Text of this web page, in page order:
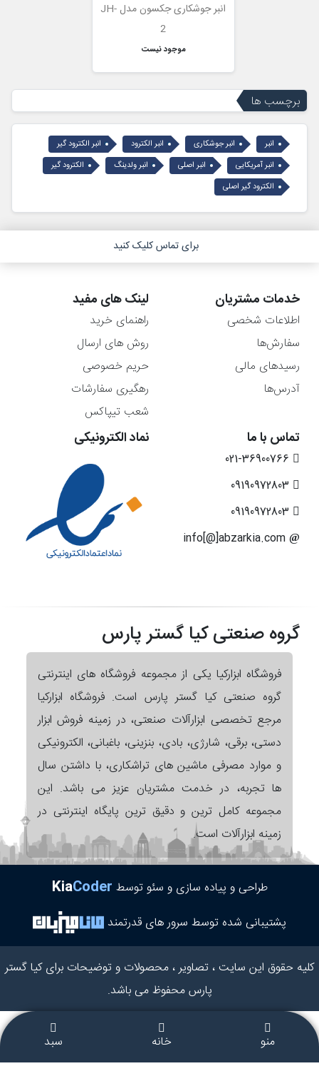
انبر جوشکاری جکسون مدل JH-
2
موجود نیست
برچسب ها
انبر انبر جوشکاری انبر الکترود
انبر الکترود گیر
انبر آمریکایی
انبر اصلی انبر ولدینگ
الکترود گیر
الکترود گیر اصلی
برای تماس کلیک کنید
خدمات مشتریان
اطلاعات شخصی
سفارش‌ها
رسیدهای مالی
آدرس‌ها
لینک های مفید
راهنمای خرید
روش های ارسال
حریم خصوصی
رهگیری سفارشات
شعب تیپاکس
تماس با ما نماد الکترونیکی
گروه صنعتی کیا گستر پارس
فروشگاه ابزارکیا یکی از مجموعه فروشگاه های اینترنتی
گروه صنعتی کیا گستر پارس است. فروشگاه ابزارکیا
مرجع تخصصی ابزارآلات صنعتی، در زمینه فروش ابزار
دستی، برقی، شارژی، بادی، بنزینی، باغبانی، الکترونیکی
و موارد مصرفی ماشین های تراشکاری، با داشتن سال
ها تجربه، در خدمت مشتریان عزیز می باشد. این
مجموعه کامل ترین و دقیق ترین پایگاه اینترنتی در
زمینه ابزارآلات است.
طراحی و پیاده سازی و سئو توسط KiaCoder
پشتیبانی شده توسط سرور های قدرتمند
کلیه حقوق این سایت ، تصاویر ، محصولات و توضیحات برای کیا گستر
پارس محفوظ می باشد.
منو خانه سبد